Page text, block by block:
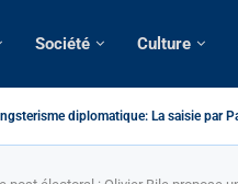
Société Culture
diplomatique: La saisie par